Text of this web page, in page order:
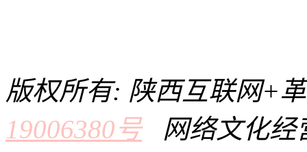
版权所有: 陕西互联网+
19006380号网络文化经